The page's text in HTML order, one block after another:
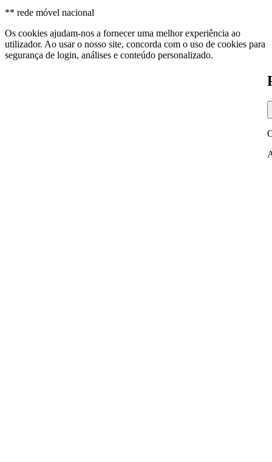
** rede móvel nacional
Os cookies ajudam-nos a fornecer uma melhor experiência ao
utilizador. Ao usar o nosso site, concorda com o uso de cookies para
segurança de login, análises e conteúdo personalizado.